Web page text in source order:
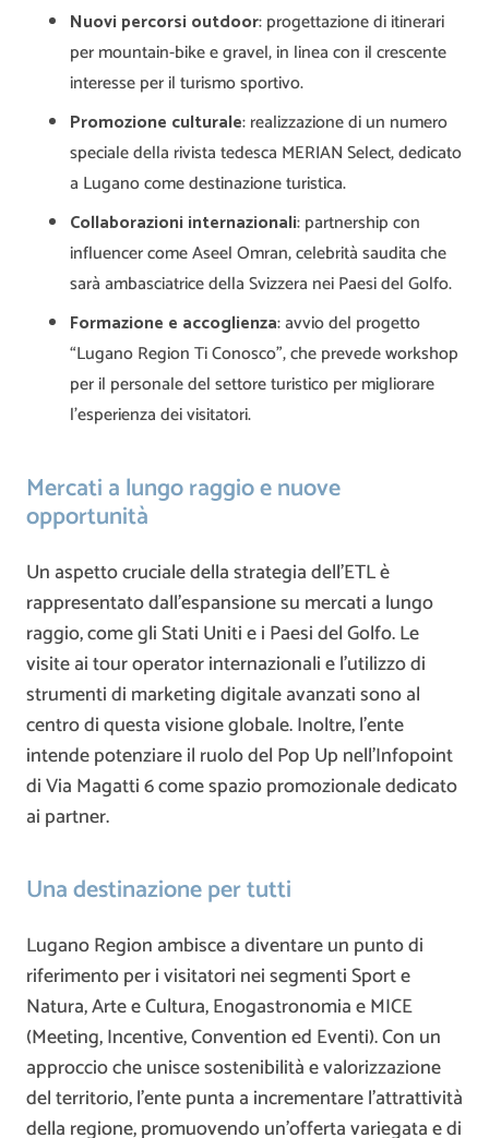
Nuovi percorsi outdoor: progettazione di itinerari
per mountain-bike e gravel, in linea con il crescente
interesse per il turismo sportivo.
Promozione culturale: realizzazione di un numero
speciale della rivista tedesca MERIAN Select, dedicato
a Lugano come destinazione turistica.
Collaborazioni internazionali: partnership con
influencer come Aseel Omran, celebrità saudita che
sarà ambasciatrice della Svizzera nei Paesi del Golfo.
Formazione e accoglienza: avvio del progetto
“Lugano Region Ti Conosco”, che prevede workshop
per il personale del settore turistico per migliorare
l’esperienza dei visitatori.
Mercati a lungo raggio e nuove
opportunità
Un aspetto cruciale della strategia dell’ETL è
rappresentato dall’espansione su mercati a lungo
raggio, come gli Stati Uniti e i Paesi del Golfo. Le
visite ai tour operator internazionali e l’utilizzo di
strumenti di marketing digitale avanzati sono al
centro di questa visione globale. Inoltre, l’ente
intende potenziare il ruolo del Pop Up nell’Infopoint
di Via Magatti 6 come spazio promozionale dedicato
ai partner.
Una destinazione per tutti
Lugano Region ambisce a diventare un punto di
riferimento per i visitatori nei segmenti Sport e
Natura, Arte e Cultura, Enogastronomia e MICE
(Meeting, Incentive, Convention ed Eventi). Con un
approccio che unisce sostenibilità e valorizzazione
del territorio, l’ente punta a incrementare l’attrattività
della regione, promuovendo un’offerta variegata e di